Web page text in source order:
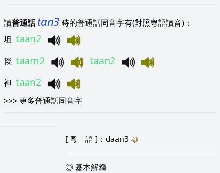
讀普通話 tan3 時的普通話同音字有(對照粵語讀音)：
坦 taan2
毯 taam2 taan2
袒 taan2
>>>更多普通話同音字
[粵 語]：daan3
◎ 基本解釋